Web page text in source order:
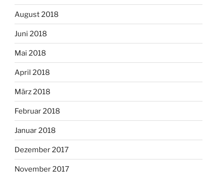
August 2018
Juni 2018
Mai 2018
April 2018
März 2018
Februar 2018
Januar 2018
Dezember 2017
November 2017